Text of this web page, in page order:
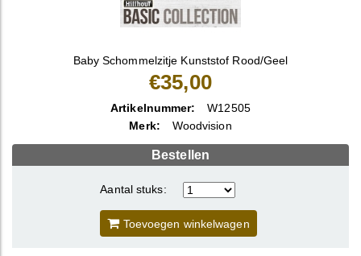
Baby Schommelzitje Kunststof Rood/Geel
€35,00
Artikelnummer:
W12505
Merk:
Woodvision
Bestellen
Aantal stuks:
Toevoegen winkelwagen